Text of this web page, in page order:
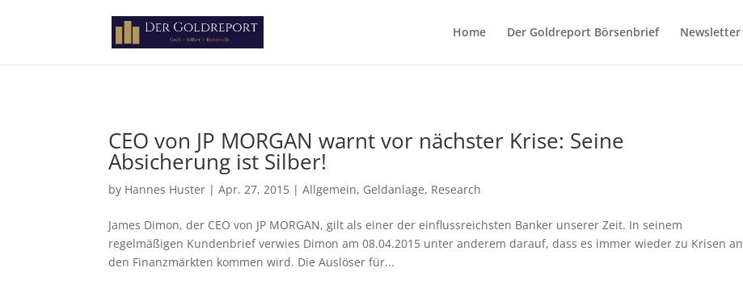
Home
Der Goldreport Börsenbrief Newsletter
CEO von JP MORGAN warnt vor nächster Krise: Seine
Absicherung ist Silber!
by Hannes Huster |Apr. 27, 2015 |Allgemein, Geldanlage, Research
James Dimon, der CEO von JP MORGAN, gilt als einer der einflussreichsten Banker unserer Zeit. In seinem
regelmäßigen Kundenbrief verwies Dimon am 08.04.2015 unter anderem darauf, dass es immer wieder zu Krisen an
den Finanzmärkten kommen wird. Die Auslöser für...